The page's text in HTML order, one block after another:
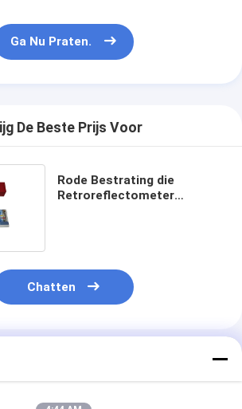
Ga Nu Praten.
De Beste Prijs Voor
Rode Bestrating die
Retroreflectometer
Chatten